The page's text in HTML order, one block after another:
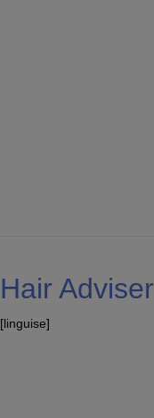
Hair Adviser
[linguise]